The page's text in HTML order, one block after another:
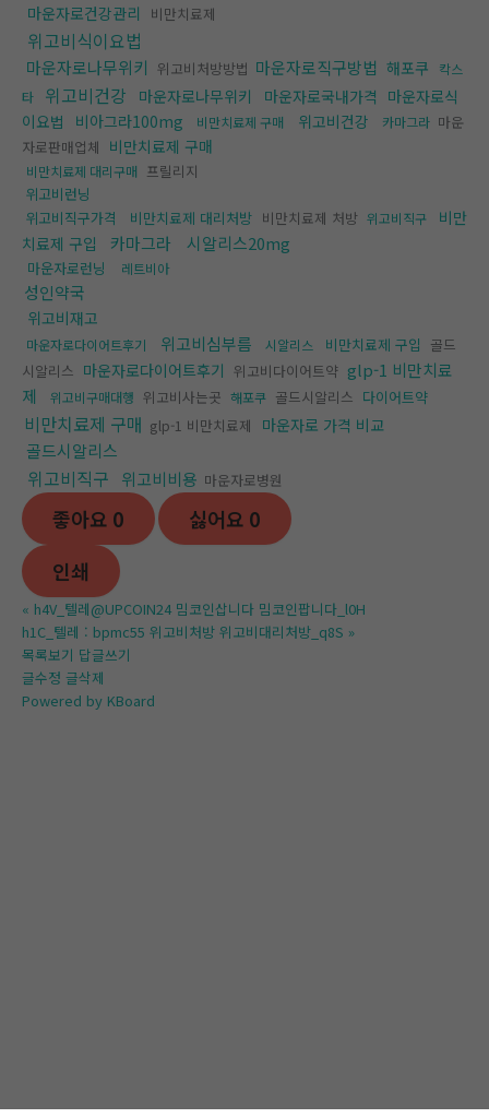
마운자로건강관리 비만치료제
위고비식이요법
마운자로나무위키 위고비처방방법 마운자로직구방법 해포쿠
칵스
타
위고비건강 마운자로나무위키 마운자로국내가격 마운자로식
이요법
비아그라100mg 비만치료제 구매 위고비건강 카마그라 마운
자로판매업체 비만치료제 구매
비만치료제 대리구매 프릴리지
위고비런닝
위고비직구가격
비만치료제 대리처방 비만치료제 처방 위고비직구
비만
치료제 구입
카마그라 시알리스20mg
마운자로런닝 레트비아
성인약국
위고비재고
마운자로다이어트후기 위고비심부름 시알리스 비만치료제 구입 골드
시알리스 마운자로다이어트후기 위고비다이어트약 glp-1 비만치료
제
위고비구매대행 위고비사는곳 해포쿠 골드시알리스 다이어트약
비만치료제 구매 glp-1 비만치료제 마운자로 가격 비교
골드시알리스
위고비직구 위고비비용 마운자로병원
좋아요 0 싫어요 0
인쇄
« h4V_텔레@UPCOIN24 밈코인삽니다 밈코인팝니다_l0H
h1C_텔레 : bpmc55 위고비처방 위고비대리처방_q8S »
목록보기 답글쓰기
글수정 글삭제
Powered by KBoard